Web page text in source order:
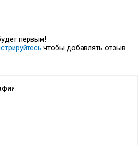
первым!
чтобы добавлять отзыв